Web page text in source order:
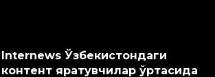
Internews Ўзбекистондаги
контент яратувчилар ўртасида